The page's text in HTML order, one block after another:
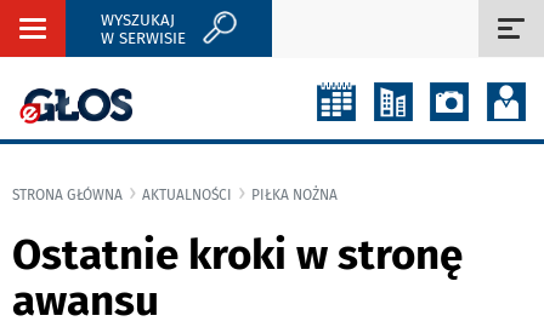
Rozwiń
WYSZUKAJ
W SERWISIE
STRONA GŁÓWNA AKTUALNOŚCI PIŁKA NOŻNA
Ostatnie kroki w stronę
awansu